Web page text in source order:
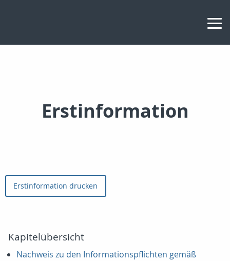
Erstinformation
Erstinformation drucken
Kapitelübersicht
Nachweis zu den Informationspflichten gemäß